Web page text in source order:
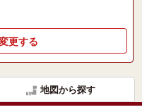
更する
地図から探す